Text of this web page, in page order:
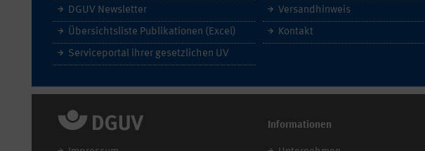
DGUV Newsletter
Übersichtsliste Publikationen (Excel)
Serviceportal ihrer gesetzlichen UV
Versandhinweis
Kontakt
Informationen